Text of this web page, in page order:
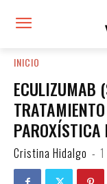
INICIO
ECULIZUMAB
Cristina Hidalgo -